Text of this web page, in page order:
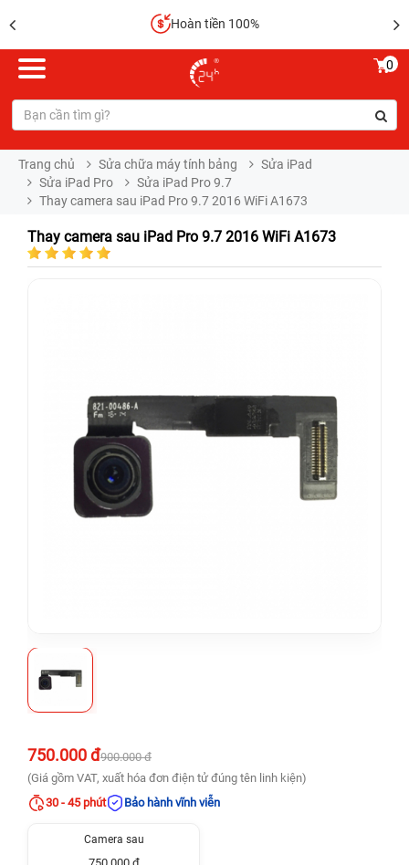
Hoàn tiền 100%
0
Trang chủ Sửa chữa máy tính bảng
Sửa iPad
Sửa iPad Pro
Sửa iPad Pro 9.7
Thay camera sau iPad Pro 9.7 2016 WiFi A1673
Thay camera sau iPad Pro 9.7 2016 WiFi A1673
750.000 đ900.000 đ
(Giá gồm VAT, xuất hóa đơn điện tử đúng tên linh kiện)
30 - 45 phút
Bảo hành vĩnh viễn
Camera sau